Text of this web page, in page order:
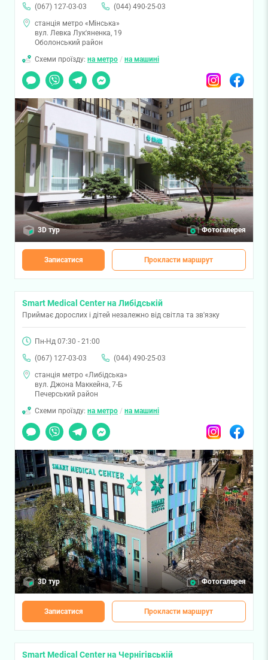
(067) 127-03-03
(044) 490-25-03
станція метро «Мінська»
вул. Левка Лук'яненка, 19
Оболонський район
Схеми проїзду: на метро / на машині
Чат
Viber TelegramMessenger InstagramFacebook
3D тур Фотогалерея
Записатися Прокласти маршрут
Smart Medical Center на Либідській
Приймає дорослих і дітей незалежно від світла та зв'язку
Пн-Нд 07:30 - 21:00
(067) 127-03-03
(044) 490-25-03
станція метро «Либідська»
вул. Джона Маккейна, 7-Б
Печерський район
Схеми проїзду: на метро / на машині
Чат
Viber TelegramMessenger InstagramFacebook
3D тур Фотогалерея
Записатися Прокласти маршрут
Smart Medical Center на Чернігівській